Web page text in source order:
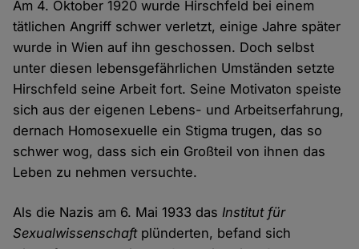
Am 4. Oktober 1920 wurde Hirschfeld bei einem
tätlichen Angriff schwer verletzt, einige Jahre später
wurde in Wien auf ihn geschossen. Doch selbst
unter diesen lebensgefährlichen Umständen setzte
Hirschfeld seine Arbeit fort. Seine Motivaton speiste
sich aus der eigenen Lebens- und Arbeitserfahrung,
dernach Homosexuelle ein Stigma trugen, das so
schwer wog, dass sich ein Großteil von ihnen das
Leben zu nehmen versuchte.
Als die Nazis am 6. Mai 1933 das Institut für
Sexualwissenschaftplünderten, befand sich